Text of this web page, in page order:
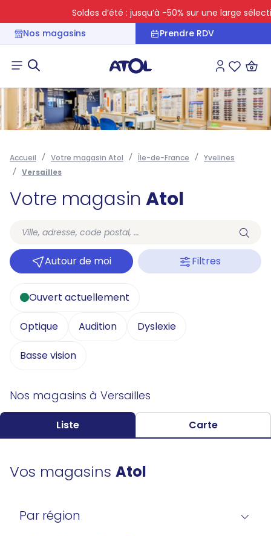
Soldes d’été : jusqu’à -50% sur une large sélection
Nos magasins
Prendre RDV
Connexion
Accueil Votre magasin Atol Île-de-France
Yvelines
Versailles
Votre magasin Atol
Autour de moi Filtres
Ouvert actuellement
Optique Audition Dyslexie
Basse vision
Nos magasins à Versailles
Liste Carte
Vos magasins Atol
Par région